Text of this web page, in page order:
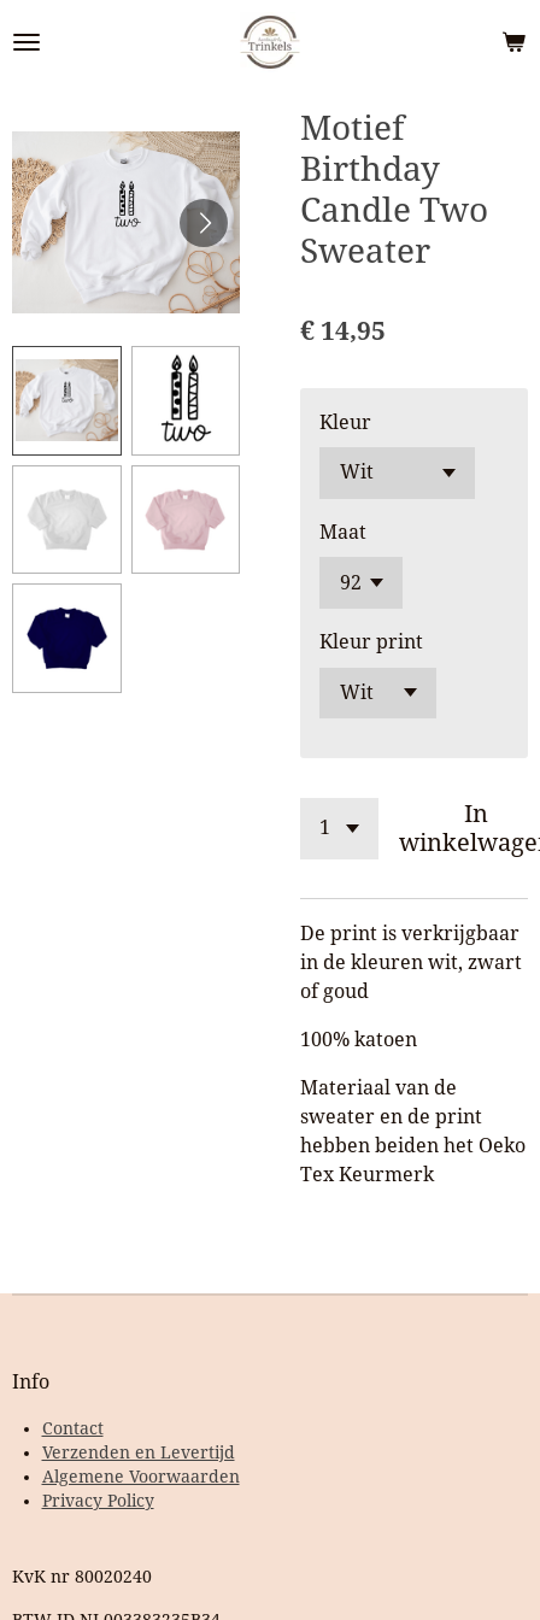
direct
hoofdinhoud
Motief
Birthday
Candle Two
Sweater
€ 14,95
Kleur
Maat
Kleur print
In
De print is verkrijgbaar
in de kleuren wit, zwart
of goud
100% katoen
Materiaal van de
sweater en de print
hebben beiden het Oeko
Tex Keurmerk
Info
Contact
Verzenden en Levertijd
Algemene Voorwaarden
Privacy Policy
KvK nr 80020240